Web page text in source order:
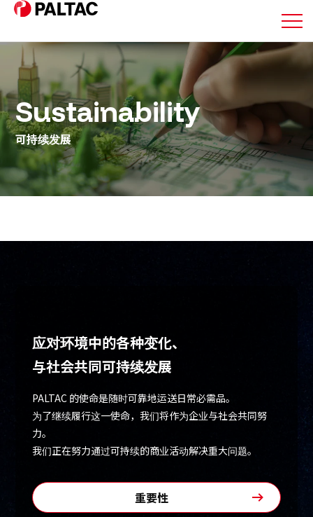
关于我们
业务详情
业务详情
公司信息
可持续发展
日本語 ENGLISH 簡体中文 繫体中文
Sustainability
可持续发展
应对环境中的各种变化、
与社会共同可持续发展
PALTAC 的使命是随时可靠地运送日常必需品。
为了继续履行这一使命，我们将作为企业与社会共同努
力。
我们正在努力通过可持续的商业活动解决重大问题。
重要性